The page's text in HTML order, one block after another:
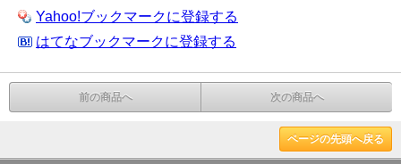
Yahoo!ブックマークに登録する
はてなブックマークに登録する
前の商品へ 次の商品へ
ページの先頭へ戻る